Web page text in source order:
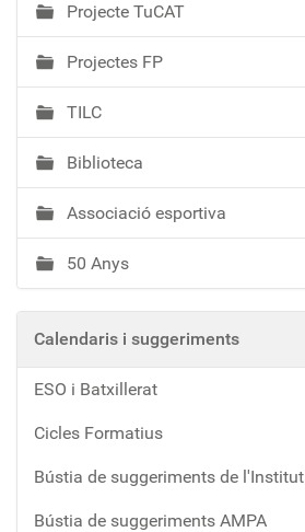
Projecte TuCAT
Projectes FP
TILC
Biblioteca
Associació esportiva
50 Anys
Calendaris i suggeriments
ESO i Batxillerat
Cicles Formatius
Bústia de suggeriments de l'Institut
Bústia de suggeriments AMPA